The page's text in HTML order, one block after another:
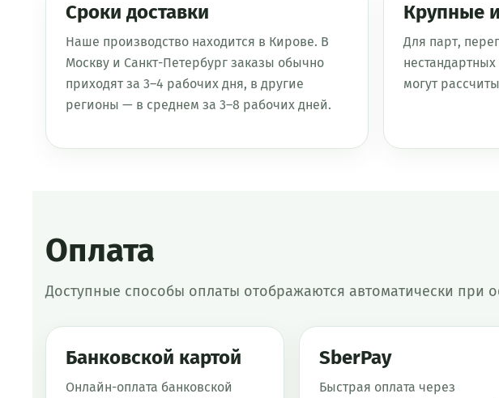
Сроки доставки
Наше производство находится в Кирове. В
Москву и Санкт-Петербург заказы обычно
приходят за 3–4 рабочих дня, в другие
регионы — в среднем за 3–8 рабочих дней.
Крупные
Для парт,
могут
Оплата
Доступные способы оплаты отображаются автоматически при
Банковской картой
Онлайн-оплата банковской
SberPay
Быстрая оплата через